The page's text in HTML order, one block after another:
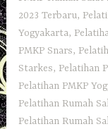
2023 Terbaru,
Yogyakarta,
PMKP Snars,
Starkes, Pelatihan
Pelatihan PMKP
Pelatihan Rumah
Pelatihan Rumah